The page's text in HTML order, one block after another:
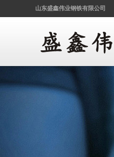
山东盛鑫伟业钢铁有限公司